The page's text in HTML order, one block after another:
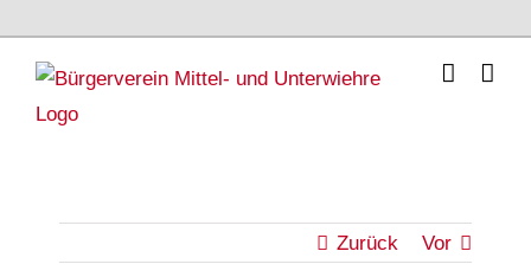
content
Zurück Vor